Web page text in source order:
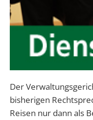
Der
bisherigen
Reisen nur dann als